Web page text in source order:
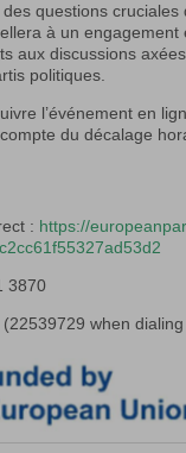
questions cruciales
à un
aux discussions
politiques.
l’événement en
du décalage
: https://
3870
when